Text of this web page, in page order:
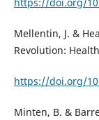
Mellentin, J. &
Revolution:
https://doi.org/
Minten, B. &